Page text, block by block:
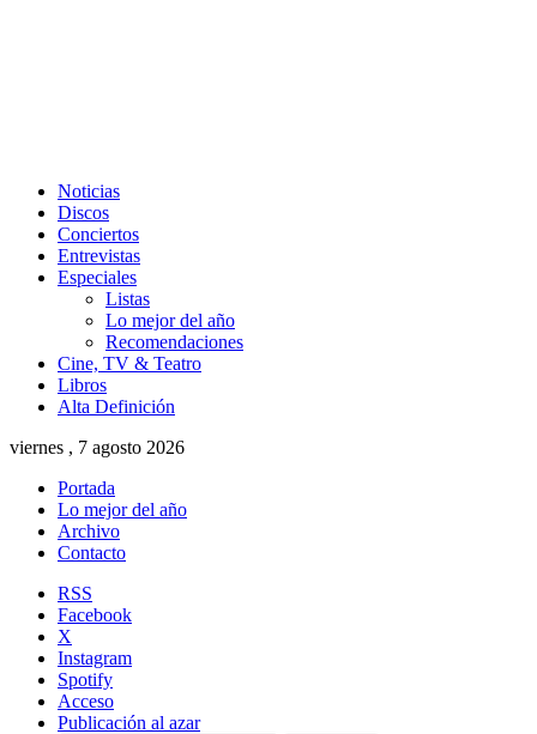
Noticias
Discos
Conciertos
Entrevistas
Especiales
Listas
Lo mejor del año
Recomendaciones
Cine, TV & Teatro
Libros
Alta Definición
viernes , 7 agosto 2026
Portada
Lo mejor del año
Archivo
Contacto
RSS
Facebook
X
Instagram
Spotify
Acceso
Publicación al azar